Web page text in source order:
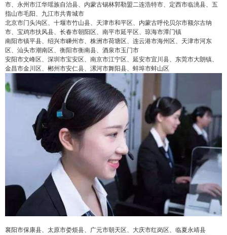
市、永州市江华瑶族自治县、内蒙古锡林郭勒盟二连浩特市、定西市临洮县、五
指山市毛阳、九江市共青城市
北京市门头沟区、十堰市竹山县、天津市和平区、内蒙古呼伦贝尔市额尔古纳
市、宝鸡市扶风县、长春市朝阳区、南平市延平区、琼海市潭门镇
南阳市镇平县、绍兴市嵊州市、株洲市荷塘区、连云港市海州区、天津市河东
区、汕头市潮南区、衡阳市衡南县、酒泉市玉门市
安阳市文峰区、深圳市宝安区、南京市江宁区、延安市宜川县、东莞市大朗镇、
金昌市金川区、郴州市安仁县、漯河市舞阳县、蚌埠市蚌山区
襄阳市保康县、太原市娄烦县、广元市朝天区、大庆市红岗区、临夏永靖县